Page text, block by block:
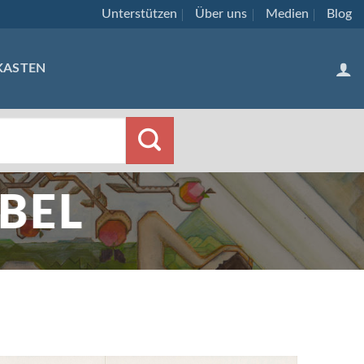
Unterstützen Über uns Medien Blog